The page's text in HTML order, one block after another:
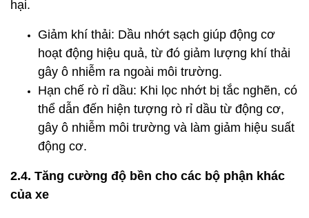
hại.
Giảm khí thải: Dầu nhớt sạch giúp động cơ
hoạt động hiệu quả, từ đó giảm lượng khí thải
gây ô nhiễm ra ngoài môi trường.
Hạn chế rò rỉ dầu: Khi lọc nhớt bị tắc nghẽn, có
thể dẫn đến hiện tượng rò rỉ dầu từ động cơ,
gây ô nhiễm môi trường và làm giảm hiệu suất
động cơ.
2.4. Tăng cường độ bền cho các bộ phận khác
của xe